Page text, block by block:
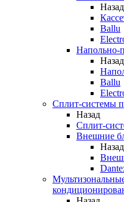
Назад
Ballu
Напольно-
Назад
Ballu
Сплит-системы
Назад
Сплит-
Внешние
Назад